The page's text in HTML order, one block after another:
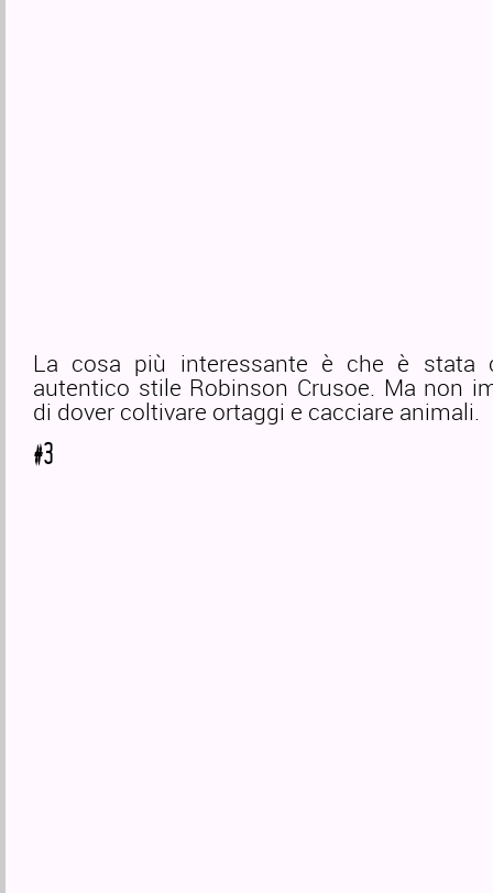
La cosa più interessante è che è stata
autentico stile Robinson Crusoe. Ma non
di dover coltivare ortaggi e cacciare animali.
#3